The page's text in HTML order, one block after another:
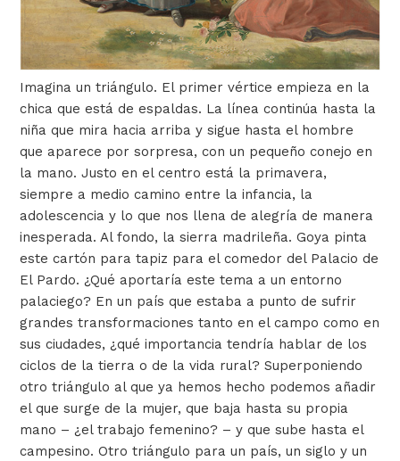
Imagina un triángulo. El primer vértice empieza en la
chica que está de espaldas. La línea continúa hasta la
niña que mira hacia arriba y sigue hasta el hombre
que aparece por sorpresa, con un pequeño conejo en
la mano. Justo en el centro está la primavera,
siempre a medio camino entre la infancia, la
adolescencia y lo que nos llena de alegría de manera
inesperada. Al fondo, la sierra madrileña. Goya pinta
este cartón para tapiz para el comedor del Palacio de
El Pardo. ¿Qué aportaría este tema a un entorno
palaciego? En un país que estaba a punto de sufrir
grandes transformaciones tanto en el campo como en
sus ciudades, ¿qué importancia tendría hablar de los
ciclos de la tierra o de la vida rural? Superponiendo
otro triángulo al que ya hemos hecho podemos añadir
el que surge de la mujer, que baja hasta su propia
mano – ¿el trabajo femenino? – y que sube hasta el
campesino. Otro triángulo para un país, un siglo y un